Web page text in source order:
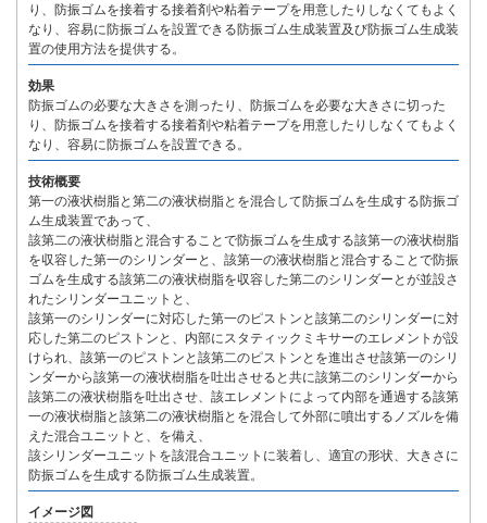
り、防振ゴムを接着する接着剤や粘着テープを用意したりしなくてもよく
なり、容易に防振ゴムを設置できる防振ゴム生成装置及び防振ゴム生成装
置の使用方法を提供する。
効果
防振ゴムの必要な大きさを測ったり、防振ゴムを必要な大きさに切った
り、防振ゴムを接着する接着剤や粘着テープを用意したりしなくてもよく
なり、容易に防振ゴムを設置できる。
技術概要
第一の液状樹脂と第二の液状樹脂とを混合して防振ゴムを生成する防振ゴ
ム生成装置であって、
該第二の液状樹脂と混合することで防振ゴムを生成する該第一の液状樹脂
を収容した第一のシリンダーと、該第一の液状樹脂と混合することで防振
ゴムを生成する該第二の液状樹脂を収容した第二のシリンダーとが並設さ
れたシリンダーユニットと、
該第一のシリンダーに対応した第一のピストンと該第二のシリンダーに対
応した第二のピストンと、内部にスタティックミキサーのエレメントが設
けられ、該第一のピストンと該第二のピストンとを進出させ該第一のシリ
ンダーから該第一の液状樹脂を吐出させると共に該第二のシリンダーから
該第二の液状樹脂を吐出させ、該エレメントによって内部を通過する該第
一の液状樹脂と該第二の液状樹脂とを混合して外部に噴出するノズルを備
えた混合ユニットと、を備え、
該シリンダーユニットを該混合ユニットに装着し、適宜の形状、大きさに
防振ゴムを生成する防振ゴム生成装置。
イメージ図